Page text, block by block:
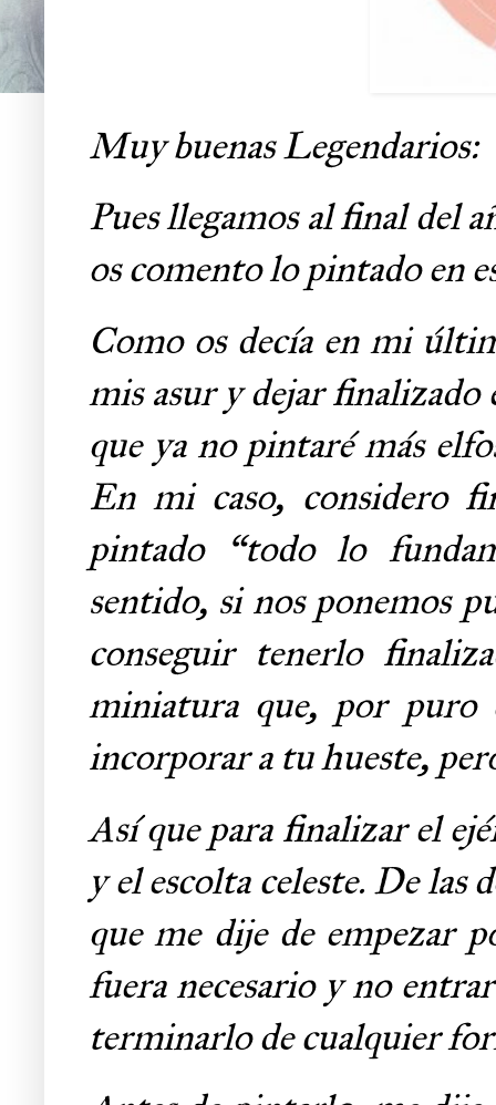
Muy buenas Legendarios:
Pues llegamos al final del
os comento lo pintado en
Como os decía en mi
mis asur y dejar
que ya no pintaré más
En mi caso, considero
pintado “todo lo
sentido, si nos ponemos
conseguir tenerlo
miniatura que, por puro
incorporar a tu hueste,
Así que para finalizar el
y el escolta celeste. De las
que me dije de empezar
fuera necesario y no
terminarlo de cualquier